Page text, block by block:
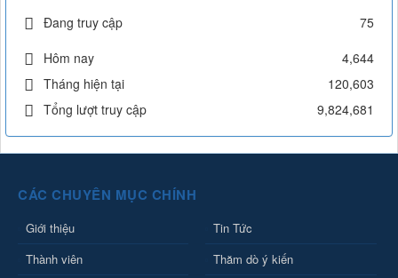
Đang truy cập
75
Hôm nay
4,644
Tháng hiện tại
120,603
Tổng lượt truy cập
9,824,681
CÁC CHUYÊN MỤC CHÍNH
Giới thiệu
Tin Tức
Thành viên
Thăm dò ý kiến